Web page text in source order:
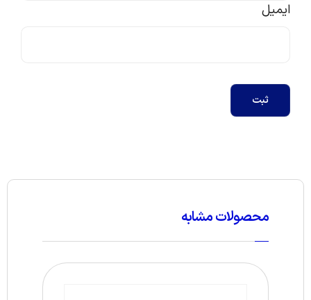
ایمیل
ثبت
محصولات مشابه